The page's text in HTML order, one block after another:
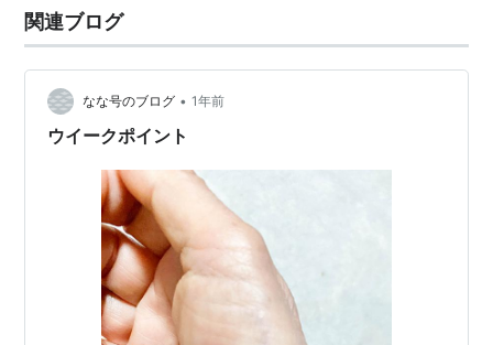
関連ブログ
なな号のブログ • 1年前
ウイークポイント